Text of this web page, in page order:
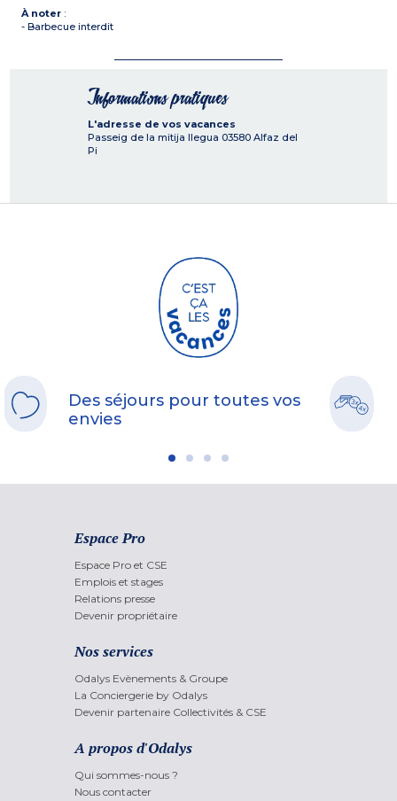
À noter :
- Barbecue interdit
Informations pratiques
L'adresse de vos vacances
Passeig de la mitija llegua 03580 Alfaz del
Pi
Des séjours pour toutes vos
envies
Espace Pro
Espace Pro et CSE
Emplois et stages
Relations presse
Devenir propriétaire
Nos services
Odalys Evènements & Groupe
La Conciergerie by Odalys
Devenir partenaire Collectivités & CSE
A propos d'Odalys
Qui sommes-nous ?
Nous contacter